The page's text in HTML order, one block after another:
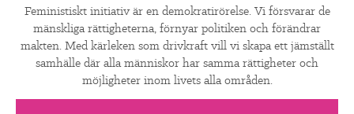
Feministiskt initiativ är en demokratirörelse. Vi försvarar de
mänskliga rättigheterna, förnyar politiken och förändrar
makten. Med kärleken som drivkraft vill vi skapa ett jämställt
samhälle där alla människor har samma rättigheter och
möjligheter inom livets alla områden.